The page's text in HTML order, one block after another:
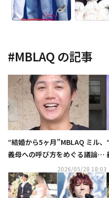
#MBLAQ の記事
“結婚から5ヶ月”MBLAQ ミル、
義母への呼び方をめぐる議論を
謝罪「反省している」（動画あ
り）
2026/05/28 18:03